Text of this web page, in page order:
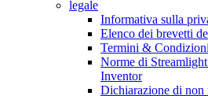
legale
Informativa sulla
Elenco dei brevetti
Termini & Condizioni
Norme di
Inventor
Dichiarazione di non